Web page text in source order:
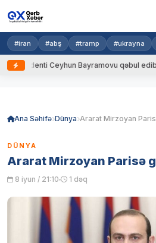
#iran #abş #tramp #ukrayna
Ceyhun Bayramovu qəbul edib
Ana Səhifə Dünya Ararat Mirzoyan
DÜNYA
Ararat Mirzoyan Parisə
8 iyun / 21:10 1 dəq